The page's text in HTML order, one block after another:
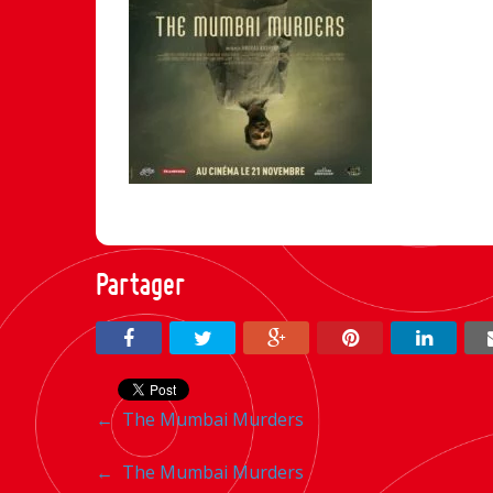
Partager
Navigation
entre
←The Mumbai Murders
Navigation
← The Mumbai Murders